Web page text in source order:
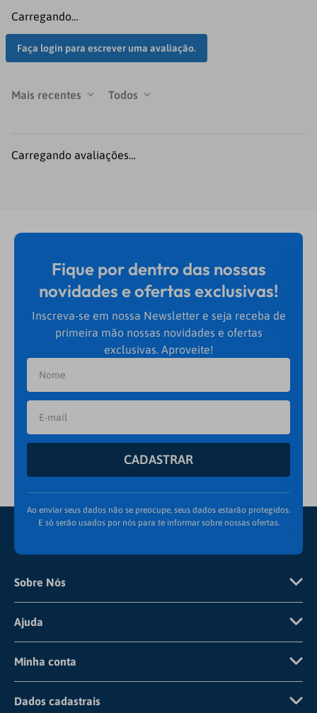
Carregando…
Faça login para escrever uma avaliação.
Mais recentes Todos
Carregando avaliações…
Fique por dentro das nossas
novidades e ofertas exclusivas!
Inscreva-se em nossa Newsletter e seja receba de
primeira mão nossas novidades e ofertas
exclusivas. Aproveite!
CADASTRAR
Ao enviar seus dados não se preocupe, seus dados estarão protegidos.
E só serão usados por nós para te informar sobre nossas ofertas.
Sobre Nós
Pagamento
Institucional
Ajuda
Trocas e Devoluções
Minha conta
Dados cadastrais